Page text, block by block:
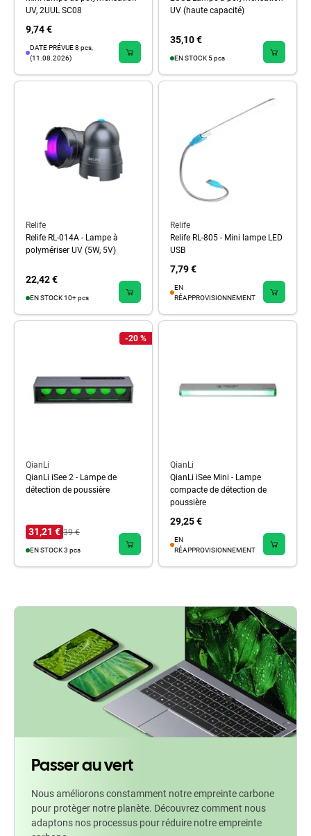
UV, 2UUL SC08
9,74 €
DATE PRÉVUE 8 pcs,
(11.08.2026)
UV (haute capacité)
35,10 €
EN STOCK 5 pcs
Relife
Relife RL-014A - Lampe à
polymériser UV (5W, 5V)
22,42 €
EN STOCK 10+ pcs
Relife
Relife RL-805 - Mini lampe LED
USB
7,79 €
EN
RÉAPPROVISIONNEMENT
-20 %
QianLi
QianLi iSee 2 - Lampe de
détection de poussière
31,21 € 39 €
EN STOCK 3 pcs
QianLi
QianLi iSee Mini - Lampe
compacte de détection de
poussière
29,25 €
EN
RÉAPPROVISIONNEMENT
Passer au vert
Nous améliorons constamment notre empreinte carbone
pour protèger notre planète. Découvrez comment nous
adaptons nos processus pour réduire notre empreinte